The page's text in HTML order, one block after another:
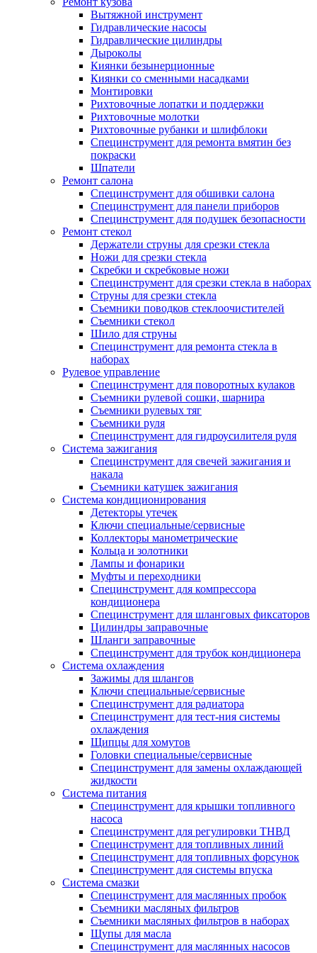
Вытяжной инструмент
Гидравлические насосы
Гидравлические цилиндры
Дыроколы
Киянки безынерционные
Киянки со сменными насадками
Монтировки
Рихтовочные лопатки и поддержки
Рихтовочные молотки
Рихтовочные рубанки и шлифблоки
Специнструмент для ремонта вмятин без
покраски
Шпатели
Ремонт салона
Специнструмент для обшивки салона
Специнструмент для панели приборов
Специнструмент для подушек безопасности
Ремонт стекол
Держатели струны для срезки стекла
Ножи для срезки стекла
Скребки и скребковые ножи
Специнструмент для срезки стекла в наборах
Струны для срезки стекла
Съемники поводков стеклоочистителей
Съемники стекол
Шило для струны
Специнструмент для ремонта стекла в
наборах
Рулевое управление
Специнструмент для поворотных кулаков
Съемники рулевой сошки, шарнира
Съемники рулевых тяг
Съемники руля
Специнструмент для гидроусилителя руля
Система зажигания
Специнструмент для свечей зажигания и
накала
Съемники катушек зажигания
Система кондиционирования
Детекторы утечек
Ключи специальные/сервисные
Коллекторы манометрические
Кольца и золотники
Лампы и фонарики
Муфты и переходники
Специнструмент для компрессора
кондиционера
Специнструмент для шланговых фиксаторов
Цилиндры заправочные
Шланги заправочные
Специнструмент для трубок кондиционера
Система охлаждения
Зажимы для шлангов
Ключи специальные/сервисные
Специнструмент для радиатора
Специнструмент для тест-ния системы
охлаждения
Щипцы для хомутов
Головки специальные/сервисные
Специнструмент для замены охлаждающей
жидкости
Система питания
Специнструмент для крышки топливного
насоса
Специнструмент для регулировки ТНВД
Специнструмент для топливных линий
Специнструмент для топливных форсунок
Специнструмент для системы впуска
Система смазки
Специнструмент для маслянных пробок
Съемники масляных фильтров
Съемники масляных фильтров в наборах
Щупы для масла
Специнструмент для маслянных насосов